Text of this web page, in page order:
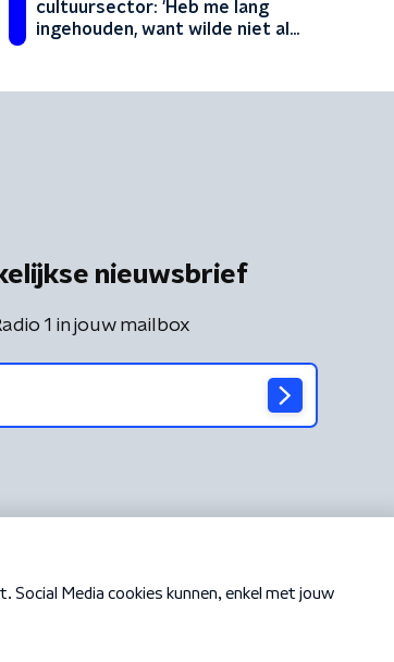
cultuursector: 'Heb me lang
ingehouden, want wilde niet als
nieuwsbrief
1 in jouw mailbox